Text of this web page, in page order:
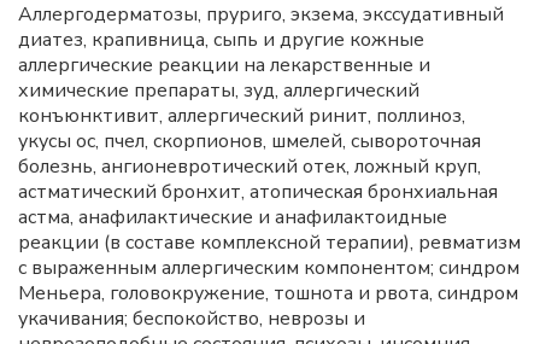
Аллергодерматозы, пруриго, экзема, экссудативный
диатез, крапивница, сыпь и другие кожные
аллергические реакции на лекарственные и
химические препараты, зуд, аллергический
конъюнктивит, аллергический ринит, поллиноз,
укусы ос, пчел, скорпионов, шмелей, сывороточная
болезнь, ангионевротический отек, ложный круп,
астматический бронхит, атопическая бронхиальная
астма, анафилактические и анафилактоидные
реакции (в составе комплексной терапии), ревматизм
с выраженным аллергическим компонентом; синдром
Меньера, головокружение, тошнота и рвота, синдром
укачивания; беспокойство, неврозы и